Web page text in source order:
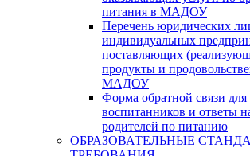
питания в МАДОУ
Перечень юридических
индивидуальных
поставляющих
продукты и
МАДОУ
Форма обратной связи для
воспитанников и ответы
родителей по питанию
ОБРАЗОВАТЕЛЬНЫЕ